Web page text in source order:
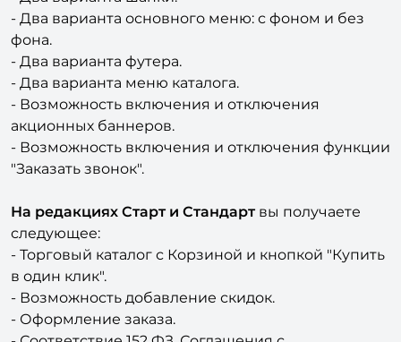
фона.
- Два варианта футера.
- Два варианта меню каталога.
- Возможность включения и отключения
акционных баннеров.
- Возможность включения и отключения функции
"Заказать звонок".
следующее:
- Торговый каталог с Корзиной и кнопкой "Купить
в один клик".
- Возможность добавление скидок.
- Оформление заказа.
- Соответствие 152 ФЗ. Соглашения с
пользователями.